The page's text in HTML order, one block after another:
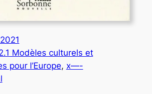
Modèles culturels et
pour l’Europe, x—-